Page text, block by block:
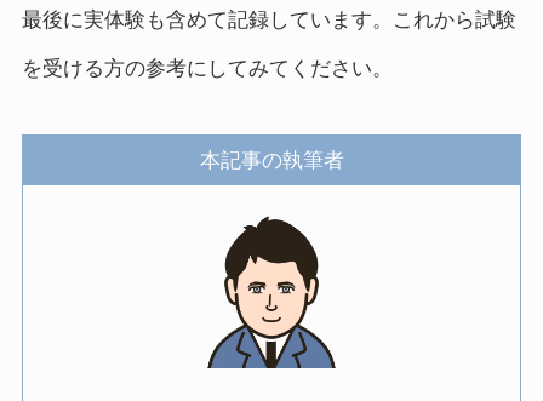
最後に実体験も含めて記録しています。これから試験
を受ける方の参考にしてみてください。
本記事の執筆者